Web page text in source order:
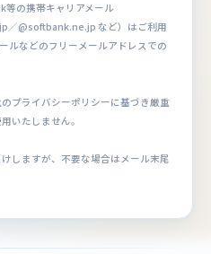
の携帯キャリアメール
／@softbank.ne.jp など）はご利用
ルなどのフリーメールアドレスでの
プライバシーポリシーに基づき厳重
いたしません。
しますが、不要な場合はメール末尾